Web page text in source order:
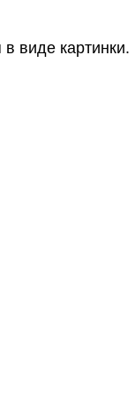
виде картинки.